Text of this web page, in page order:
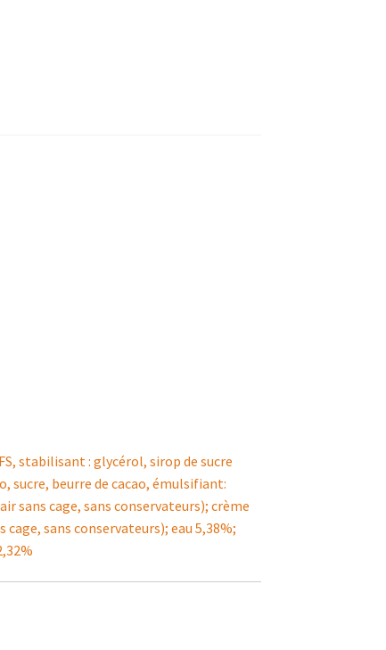
stabilisant : glycérol, sirop de sucre
sucre, beurre de cacao, émulsifiant:
sans cage, sans conservateurs); crème
sans conservateurs); eau 5,38%;